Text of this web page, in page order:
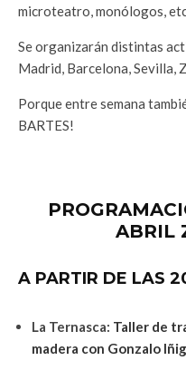
microteatro, monólogos,
Se organizarán distintas
Madrid, Barcelona, Sevilla,
Porque entre semana
BARTES!
ABRIL
A PARTIR DE LAS
La Ternasca: Taller de
madera con Gonzalo